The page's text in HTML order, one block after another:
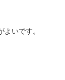
いです。